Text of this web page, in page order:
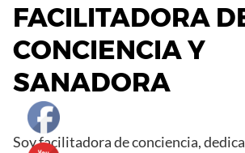
FACILITADORA
CONCIENCIA Y
SANADORA
Soy facilitadora de conciencia,